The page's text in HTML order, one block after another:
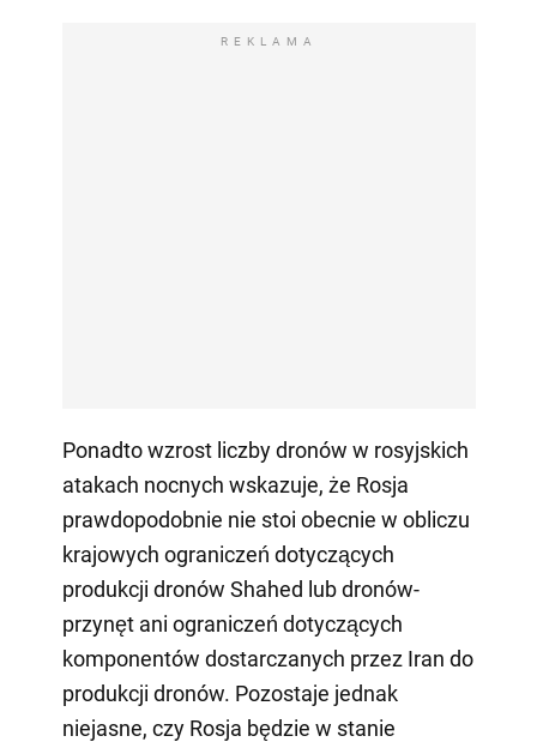
REKLAMA
Ponadto wzrost liczby dronów w rosyjskich
atakach nocnych wskazuje, że Rosja
prawdopodobnie nie stoi obecnie w obliczu
krajowych ograniczeń dotyczących
produkcji dronów Shahed lub dronów-
przynęt ani ograniczeń dotyczących
komponentów dostarczanych przez Iran do
produkcji dronów. Pozostaje jednak
niejasne, czy Rosja będzie w stanie